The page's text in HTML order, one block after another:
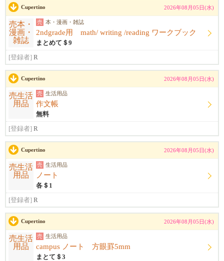
Cupertino 2026年08月05日(水)
売 本・漫画・雑誌
2ndgrade用 math/ writing /reading ワークブック
まとめて＄9
[登録者] R
Cupertino 2026年08月05日(水)
売 生活用品
作文帳
無料
[登録者] R
Cupertino 2026年08月05日(水)
売 生活用品
ノート
各＄1
[登録者] R
Cupertino 2026年08月05日(水)
売 生活用品
campus ノート 方眼罫5mm
まとて＄3